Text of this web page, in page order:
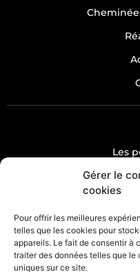
Gérer le
cookies
Pour offrir les meilleures
telles que les cookies pour
appareils. Le fait de consentir à
traiter des données telles que
uniques sur ce site.
Les
Les